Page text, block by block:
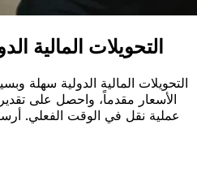
التحويلات المالية
الأسعار مقدماً، واحصل على